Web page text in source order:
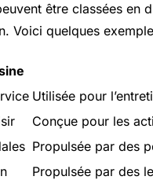
être classées en
Voici quelques
Utilisée pour
Conçue pour les
Propulsée par des
Propulsée par des